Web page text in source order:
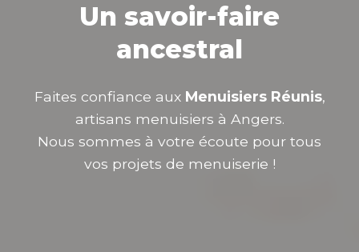
Un savoir-faire
ancestral
Faites confiance aux Menuisiers Réunis,
artisans menuisiers à Angers.
Nous sommes à votre écoute pour tous
vos projets de menuiserie !